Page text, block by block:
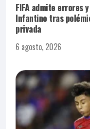
FIFA admite errores
Infantino tras
privada
6 agosto, 2026